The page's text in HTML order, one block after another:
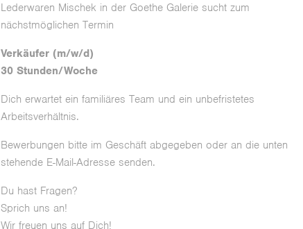
Lederwaren Mischek in der Goethe Galerie sucht zum
nächstmöglichen Termin
Verkäufer (m/w/d)
30 Stunden/Woche
Dich erwartet ein familiäres Team und ein unbefristetes
Arbeitsverhältnis.
Bewerbungen bitte im Geschäft abgegeben oder an die unten
stehende E-Mail-Adresse senden.
Du hast Fragen?
Sprich uns an!
Wir freuen uns auf Dich!